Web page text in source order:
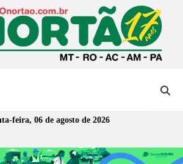
feira, 06 de agosto de 2026